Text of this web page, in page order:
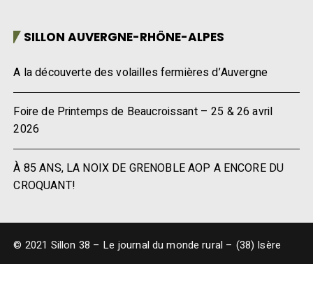
SILLON AUVERGNE-RHÔNE-ALPES
A la découverte des volailles fermières d’Auvergne
Foire de Printemps de Beaucroissant – 25 & 26 avril
2026
À 85 ANS, LA NOIX DE GRENOBLE AOP A ENCORE DU
CROQUANT!
© 2021 Sillon 38 – Le journal du monde rural – (38) Isère